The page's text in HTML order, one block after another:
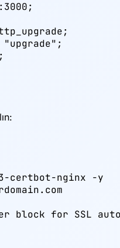
certbot-nginx -y
block for SSL